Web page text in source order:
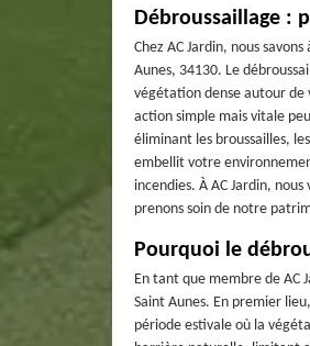
Débroussaillage :
Chez AC Jardin, nous
Aunes, 34130. Le
végétation dense autour
action simple mais vitale
éliminant les broussailles,
embellit votre
incendies. À AC Jardin,
prenons soin de notre
Pourquoi le
En tant que membre de AC
Saint Aunes. En premier
période estivale où la